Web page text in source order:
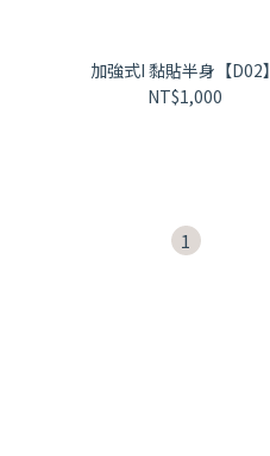
加強式I 黏貼半身【D02】
NT$1,000
1